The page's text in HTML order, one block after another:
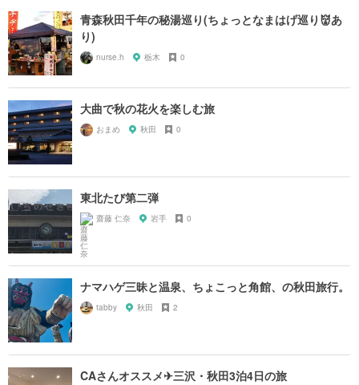
青森秋田千年の秘湯巡り(ちょっとなまはげ巡り👹あ
り)
nurse.h 栃木 0
大曲で秋の花火を楽しむ旅
おまめ 秋田 0
東北たび第二弾
齋藤 仁奈 岩手 0
ナマハゲ三昧と温泉、ちょこっと角館、の秋田旅行。
tabby 秋田 2
CAさんオススメ✈︎三沢・秋田3泊4日の旅